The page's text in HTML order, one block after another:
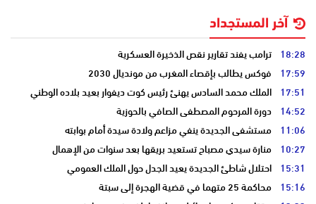
آخر المستجداد
18:28 ترامب يفند تقارير نقص الذخيرة العسكرية
17:59 فوكس يطالب بإقصاء المغرب من مونديال 2030
17:51 الملك محمد السادس يهنئ رئيس كوت ديفوار بعيد بلاده الوطني
14:52 دورة المرحوم المصطفى الصافي بالحوزية
11:06 مستشفى الجديدة ينفي مزاعم ولادة سيدة أمام بوابته
10:27 منارة سيدي مصباح تستعيد بريقها بعد سنوات من الإهمال
15:31 احتلال شاطئ الجديدة يعيد الجدل حول الملك العمومي
15:16 محاكمة 25 متهما في قضية الهجرة إلى سبتة